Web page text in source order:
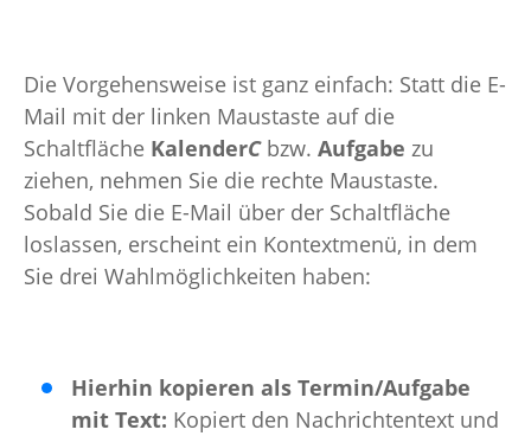
Die Vorgehensweise ist ganz einfach: Statt die E-
Mail mit der linken Maustaste auf die
Schaltfläche KalenderCbzw. Aufgabe zu
ziehen, nehmen Sie die rechte Maustaste.
Sobald Sie die E-Mail über der Schaltfläche
loslassen, erscheint ein Kontextmenü, in dem
Sie drei Wahlmöglichkeiten haben:
Hierhin kopieren als Termin/Aufgabe
mit Text: Kopiert den Nachrichtentext und